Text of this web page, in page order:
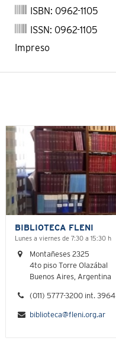
ISBN: 0962-1105
ISSN: 0962-1105
Impreso
BIBLIOTECA FLENI
Lunes a viernes de 7:30 a 15:30 h
Montañeses 2325
4to piso Torre Olazábal
Buenos Aires, Argentina
(011) 5777-3200 int. 3964
biblioteca@fleni.org.ar